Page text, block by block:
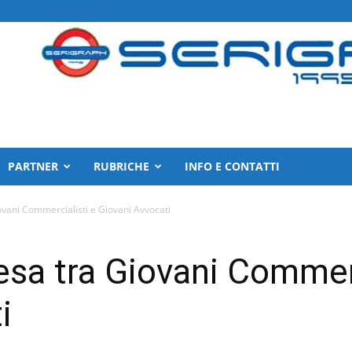
PARTNER RUBRICHE INFO E CONTATTI
Commercialisti e Giovani Avvocati
tra Giovani